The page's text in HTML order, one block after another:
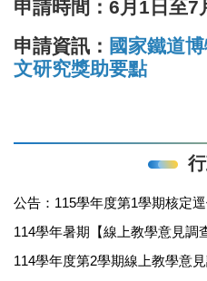
申請時間：6月1日至7
申請資訊： 國家鐵道
文研究獎助要點
公告：115學年度第1學期核定
114學年暑期【線上教學意見調
114學年度第2學期線上教學意